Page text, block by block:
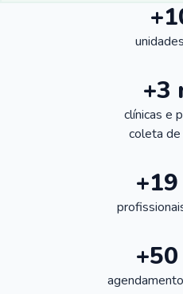
+3
clínicas e
coleta